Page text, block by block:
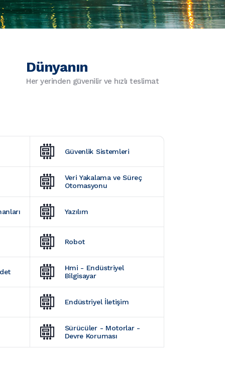
Dünyanın
Her yerinden güvenilir ve hızlı teslimat
Güvenlik Sistemleri
Veri Yakalama ve Süreç
Otomasyonu
Yazılım
Robot
Hmi - Endüstriyel
Bilgisayar
Endüstriyel İletişim
Sürücüler - Motorlar -
Devre Koruması